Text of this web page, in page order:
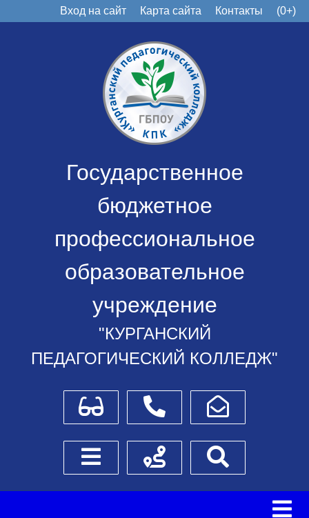
Вход на сайт Карта сайта Контакты (0+)
Государственное
бюджетное
профессиональное
образовательное
учреждение
"КУРГАНСКИЙ
ПЕДАГОГИЧЕСКИЙ КОЛЛЕДЖ"
Для слабовидящихТелефоныНаписать обращение
Боковое менюСхема проезда